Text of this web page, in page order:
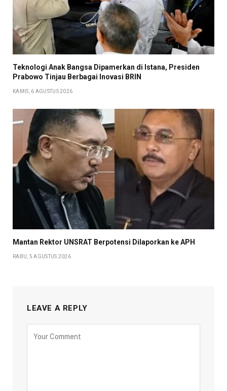
Teknologi Anak Bangsa Dipamerkan di Istana, Presiden
Prabowo Tinjau Berbagai Inovasi BRIN
KAMIS, 6 AGUSTUS 2026
Mantan Rektor UNSRAT Berpotensi Dilaporkan ke APH
RABU, 5 AGUSTUS 2026
LEAVE A REPLY